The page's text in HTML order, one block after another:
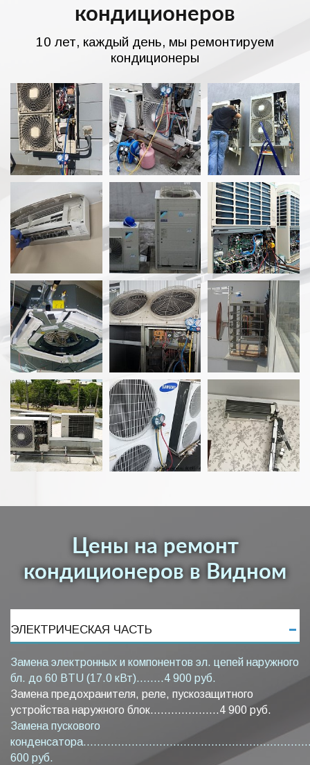
кондиционеров
10 лет, каждый день, мы ремонтируем
кондиционеры
Цены на ремонт
кондиционеров в Видном
ЭЛЕКТРИЧЕСКАЯ ЧАСТЬ
Замена электронных и компонентов эл. цепей наружного
бл. до 60 BTU (17.0 кВт)........4 900 руб.
Замена предохранителя, реле, пускозащитного
устройства наружного блок....................4 900 руб.
Замена пускового
600 руб.